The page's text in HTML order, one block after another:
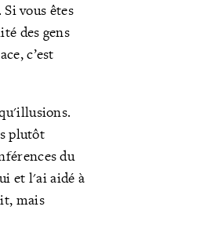
vous êtes
des gens
c’est
plutôt
du
et l'ai aidé à
mais